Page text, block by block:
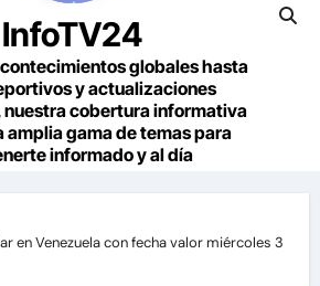
InfoTV24
globales hasta
y actualizaciones
nuestra cobertura informativa
amplia gama de temas para
informado y al día
en Venezuela con fecha valor miércoles 3